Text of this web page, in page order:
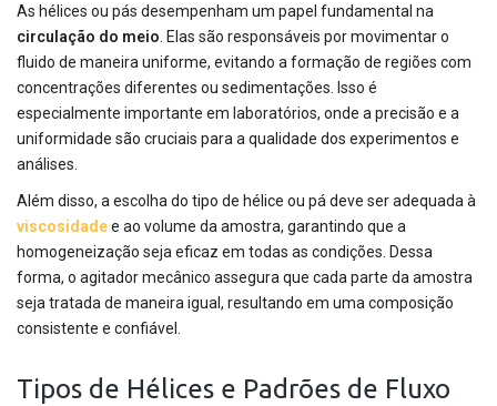
As hélices ou pás desempenham um papel fundamental na
circulação do meio. Elas são responsáveis por movimentar o
fluido de maneira uniforme, evitando a formação de regiões com
concentrações diferentes ou sedimentações. Isso é
especialmente importante em laboratórios, onde a precisão e a
uniformidade são cruciais para a qualidade dos experimentos e
análises.
Além disso, a escolha do tipo de hélice ou pá deve ser adequada à
viscosidadee ao volume da amostra, garantindo que a
homogeneização seja eficaz em todas as condições. Dessa
forma, o agitador mecânico assegura que cada parte da amostra
seja tratada de maneira igual, resultando em uma composição
consistente e confiável.
Tipos de Hélices e Padrões de Fluxo